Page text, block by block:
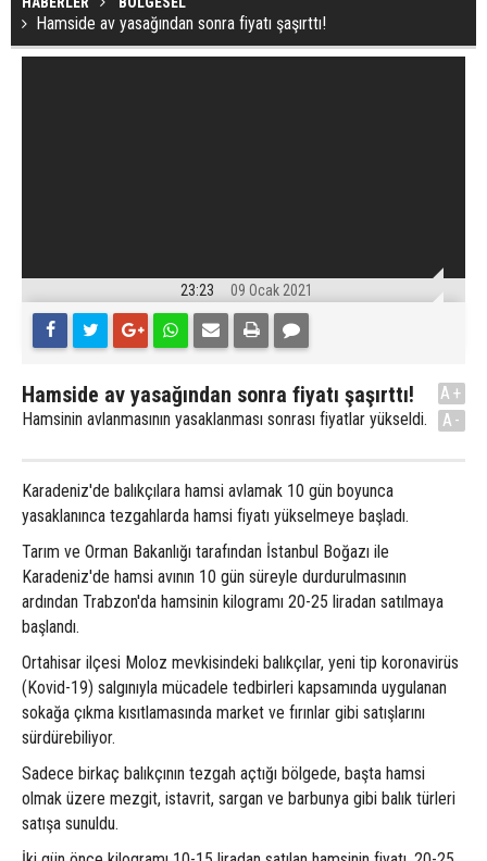
Hamside av yasağından sonra fiyatı şaşırttı!
23:23 09 Ocak 2021
Hamside av yasağından sonra fiyatı şaşırttı!
Hamsinin avlanmasının yasaklanması sonrası fiyatlar yükseldi.
A+
A-
Karadeniz'de balıkçılara hamsi avlamak 10 gün boyunca
yasaklanınca tezgahlarda hamsi fiyatı yükselmeye başladı.
Tarım ve Orman Bakanlığı tarafından İstanbul Boğazı ile
Karadeniz'de hamsi avının 10 gün süreyle durdurulmasının
ardından Trabzon'da hamsinin kilogramı 20-25 liradan satılmaya
başlandı.
Ortahisar ilçesi Moloz mevkisindeki balıkçılar, yeni tip koronavirüs
(Kovid-19) salgınıyla mücadele tedbirleri kapsamında uygulanan
sokağa çıkma kısıtlamasında market ve fırınlar gibi satışlarını
sürdürebiliyor.
Sadece birkaç balıkçının tezgah açtığı bölgede, başta hamsi
olmak üzere mezgit, istavrit, sargan ve barbunya gibi balık türleri
satışa sunuldu.